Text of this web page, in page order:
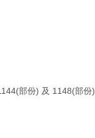
部份) 及 1148(部份)